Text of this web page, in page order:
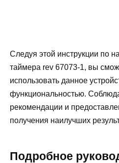
Следуя этой инструкции по
таймера rev 67073-1, вы
использовать данное
функциональностью.
рекомендации и
получения наилучших
Подробное